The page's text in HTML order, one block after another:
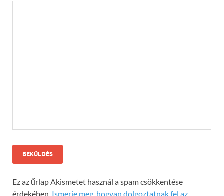
Ez az űrlap Akismetet használ a spam csökkentése
érdekében. Ismerje meg, hogyan dolgoztatnak fel az